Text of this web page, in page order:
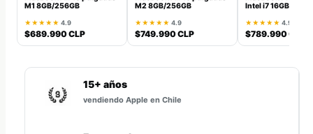
M1 8GB/256GB
★★★★★ 4.9
$689.990 CLP
M2 8GB/256GB
★★★★★ 4.9
$749.990 CLP
Intel i7 16GB/
★★★★★ 4.9
$789.990 CLP
15+ años
vendiendo Apple en Chile